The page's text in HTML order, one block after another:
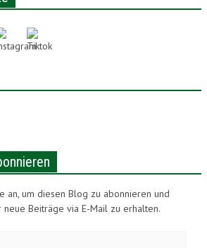
an, um diesen Blog zu abonnieren und
neue Beiträge via E-Mail zu erhalten.